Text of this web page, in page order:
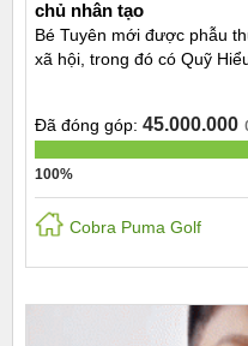
chủ nhân tạo
Bé Tuyên mới được phẫu
xã hội, trong đó có Quỹ
Đã đóng góp: 45.000.000
100%
Cobra Puma Golf